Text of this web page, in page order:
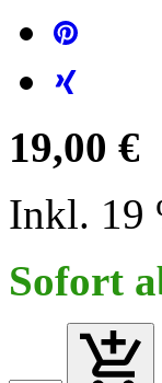
19,00 €
Inkl. 19
Sofort